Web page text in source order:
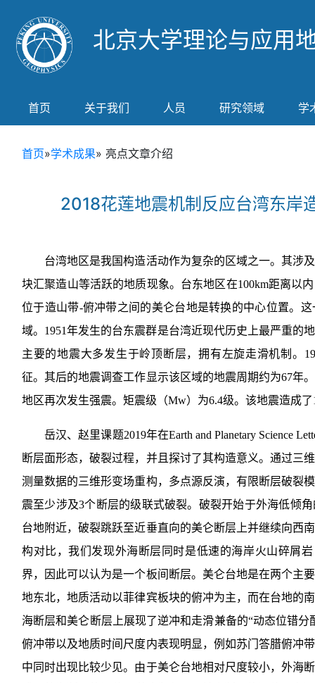
北京大学理论与应用
首页 关于我们 人员 研究领域 学
首页»学术成果» 亮点文章介绍
2018花莲地震机制反应台湾东岸
台湾地区是我国构造活动作为复杂的区域之一。其涉
块汇聚造山等活跃的地质现象。台东地区在100km距离以
位于造山带-俯冲带之间的美仑台地是转换的中心位置。
域。1951年发生的台东震群是台湾近现代历史上最严重的
主要的地震大多发生于岭顶断层，拥有左旋走滑机制。
征。其后的地震调查工作显示该区域的地震周期约为67年
地区再次发生强震。矩震级（Mw）为6.4级。该地震造成
岳汉、赵里课题2019年在Earth and Planetary Science
断层面形态，破裂过程，并且探讨了其构造意义。通过三
测量数据的三维形变场重构，多点源反演，有限断层破裂
震至少涉及3个断层的级联式破裂。破裂开始于外海低倾
台地附近，破裂跳跃至近垂直向的美仑断层上并继续向西
构对比，我们发现外海断层同时是低速的海岸火山碎屑
界，因此可以认为是一个板间断层。美仑台地是在两个主
地东北，地质活动以菲律宾板块的俯冲为主，而在台地的
海断层和美仑断层上展现了逆冲和走滑兼备的“动态位错
俯冲带以及地质时间尺度内表现明显，例如苏门答腊俯冲
中同时出现比较少见。由于美仑台地相对尺度较小，外海